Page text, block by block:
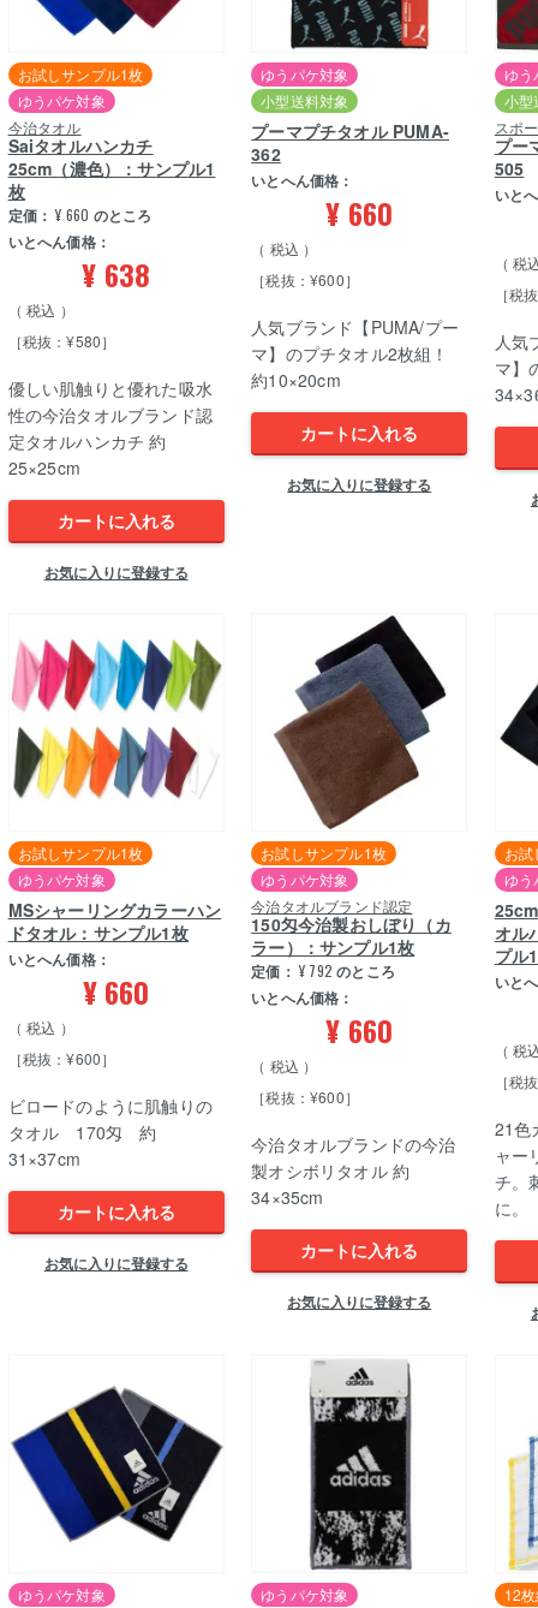
お試しサンプル1枚
ゆうパケ対象
今治タオル
Saiタオルハンカチ
25cm（濃色）：サンプル1
枚
定価： ¥ 660 のところ
いとへん価格：
¥ 638
税込
［税抜：¥580］
優しい肌触りと優れた吸水
性の今治タオルブランド認
定タオルハンカチ 約
25×25cm
カートに入れる
お気に入りに登録する
ゆうパケ対象
小型送料対象
プーマプチタオル PUMA-
362
いとへん価格：
¥ 660
税込
［税抜：¥600］
人気ブランド【PUMA/プー
マ】のプチタオル2枚組！
約10×20cm
カートに入れる
お気に入りに登録する
ゆう
小型
スポ
プー
505
いと
税
［税
人気
マ】
お試しサンプル1枚
ゆうパケ対象
MSシャーリングカラーハン
ドタオル：サンプル1枚
いとへん価格：
¥ 660
税込
［税抜：¥600］
ビロードのように肌触りの
タオル 170匁 約
31×37cm
カートに入れる
お気に入りに登録する
お試しサンプル1枚
ゆうパケ対象
今治タオルブランド認定
150匁今治製おしぼり（カ
ラー）：サンプル1枚
定価： ¥ 792 のところ
いとへん価格：
¥ 660
税込
［税抜：¥600］
今治タオルブランドの今治
製オシボリタオル 約
34×35cm
カートに入れる
お気に入りに登録する
お
ゆう
オル
プル
いと
税
［税
21色
ャー
チ。
に
ゆうパケ対象
ゆうパケ対象
12